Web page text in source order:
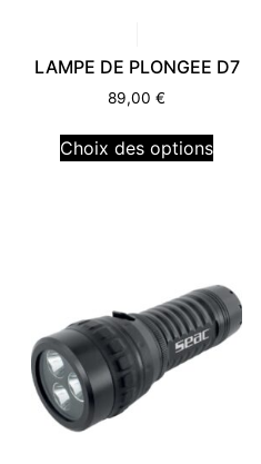
LAMPE DE PLONGEE D7
89,00 €
Choix des options